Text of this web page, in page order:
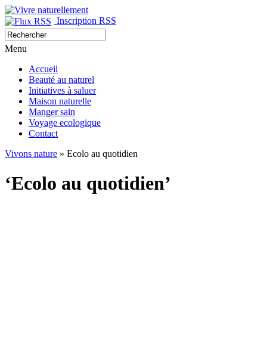
Inscription RSS
Menu
Accueil
Beauté au naturel
Initiatives à saluer
Maison naturelle
Manger sain
Voyage ecologique
Contact
Vivons nature » Ecolo au quotidien
‘Ecolo au quotidien’